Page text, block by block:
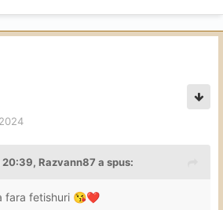
20:39, Razvann87 a spus:
fara fetishuri 😘❤️